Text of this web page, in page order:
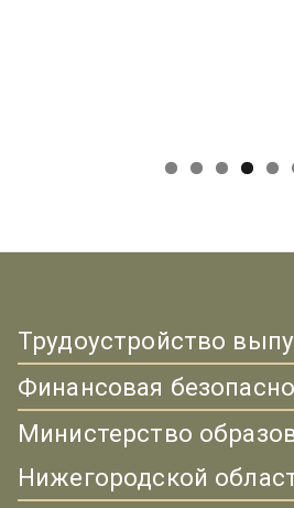
Трудоустройство
Финансовая
Министерство
Нижегородской